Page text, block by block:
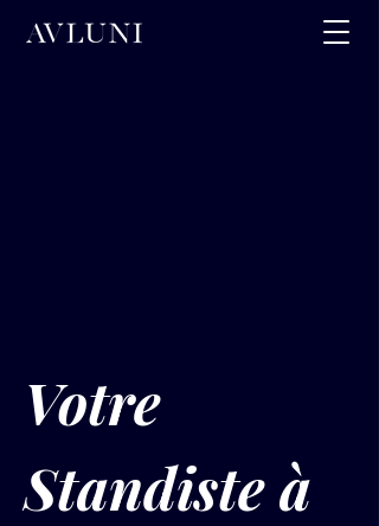
Votre
Standiste à